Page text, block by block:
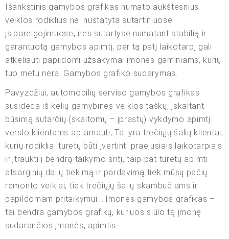
Išankstinis gamybos grafikas numato aukštesnius
veiklos rodiklius nei nustatyta sutartiniuose
įsipareigojimuose, nes sutartyse numatant stabilią ir
garantuotą gamybos apimtį, per tą patį laikotarpį gali
atkeliauti papildomi užsakymai įmonės gaminiams, kurių
tuo metu nėra. Gamybos grafiko sudarymas.
Pavyzdžiui, automobilių serviso gamybos grafikas
susideda iš kelių gamybinės veiklos taškų, įskaitant
būsimą sutarčių (skaitomų – įprastų) vykdymo apimtį
verslo klientams aptarnauti; Tai yra trečiųjų šalių klientai,
kurių rodikliai turėtų būti įvertinti praėjusiais laikotarpiais
ir įtraukti į bendrą taikymo sritį, taip pat turėtų apimti
atsarginių dalių tiekimą ir pardavimą tiek mūsų pačių
remonto veiklai, tiek trečiųjų šalių skambučiams ir
papildomam pritaikymui. . Įmonės gamybos grafikas –
tai bendra gamybos grafikų, kuriuos siūlo tą įmonę
sudarančios įmonės, apimtis.